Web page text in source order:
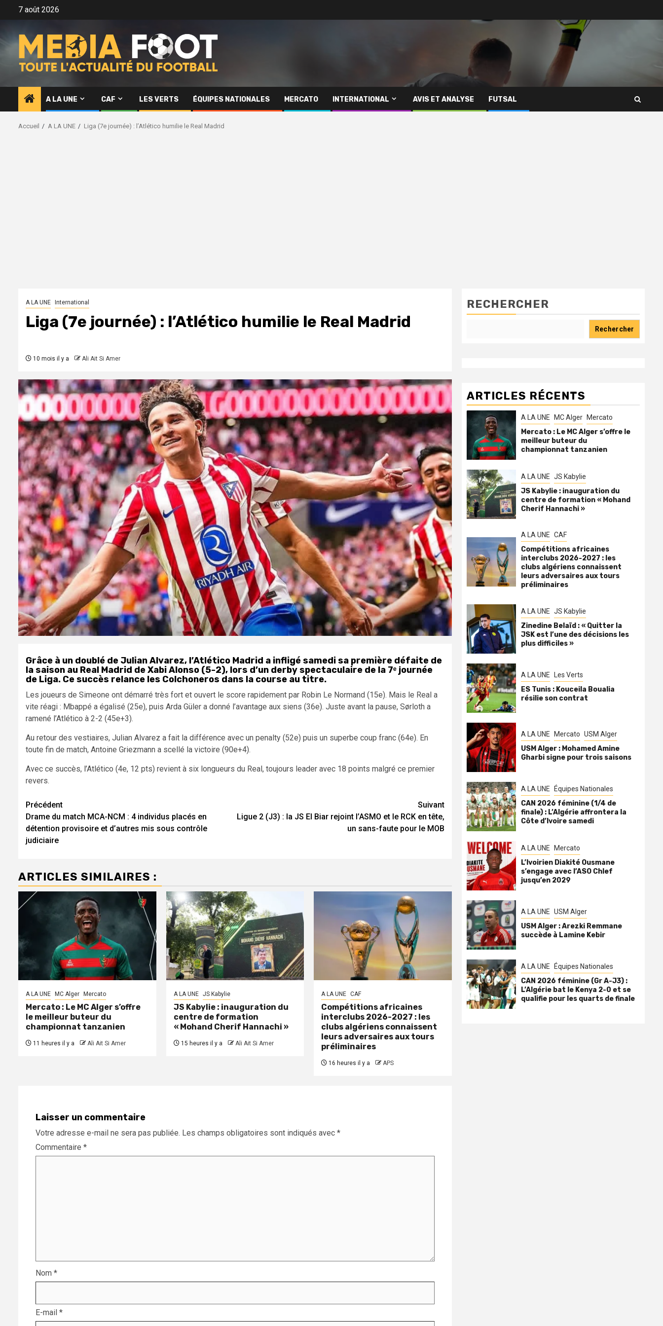
7 août 2026
A LA UNE CAF LES VERTS ÉQUIPES NATIONALES MERCATO INTERNATIONAL AVIS ET ANALYSE FUTSAL
Accueil A LA UNE Liga (7e journée) : l’Atlético humilie le Real Madrid
A LA UNE International
Liga (7e journée) : l’Atlético humilie le Real Madrid
10 mois il y a Ali Ait Si Amer
Grâce à un doublé de Julian Alvarez, l’Atlético Madrid a infligé samedi sa première défaite de
la saison au Real Madrid de Xabi Alonso (5-2), lors d’un derby spectaculaire de la 7ᵉ journée
de Liga. Ce succès relance les Colchoneros dans la course au titre.
Les joueurs de Simeone ont démarré très fort et ouvert le score rapidement par Robin Le Normand (15e). Mais le Real a
vite réagi : Mbappé a égalisé (25e), puis Arda Güler a donné l’avantage aux siens (36e). Juste avant la pause, Sørloth a
ramené l’Atlético à 2-2 (45e+3).
Au retour des vestiaires, Julian Alvarez a fait la différence avec un penalty (52e) puis un superbe coup franc (64e). En
toute fin de match, Antoine Griezmann a scellé la victoire (90e+4).
Avec ce succès, l’Atlético (4e, 12 pts) revient à six longueurs du Real, toujours leader avec 18 points malgré ce premier
revers.
Navigation
d’article
Précédent
Drame du match MCA-NCM : 4 individus placés en
détention provisoire et d’autres mis sous contrôle
judiciaire
Suivant
Ligue 2 (J3) : la JS El Biar rejoint l’ASMO et le RCK en tête,
un sans-faute pour le MOB
ARTICLES SIMILAIRES :
A LA UNE MC Alger Mercato
Mercato : Le MC Alger s’offre
le meilleur buteur du
championnat tanzanien
11 heures il y a Ali Ait Si Amer
A LA UNE JS Kabylie
JS Kabylie : inauguration du
centre de formation
« Mohand Cherif Hannachi »
15 heures il y a Ali Ait Si Amer
A LA UNE CAF
Compétitions africaines
interclubs 2026-2027 : les
clubs algériens connaissent
leurs adversaires aux tours
préliminaires
16 heures il y a APS
Laisser un commentaire
Votre adresse e-mail ne sera pas publiée. Les champs obligatoires sont indiqués avec *
Commentaire *
Nom *
E-mail *
RECHERCHER
Rechercher
ARTICLES RÉCENTS
A LA UNE MC Alger Mercato
Mercato : Le MC Alger s’offre le
meilleur buteur du
championnat tanzanien
A LA UNE JS Kabylie
JS Kabylie : inauguration du
centre de formation « Mohand
Cherif Hannachi »
A LA UNE CAF
Compétitions africaines
interclubs 2026-2027 : les
clubs algériens connaissent
leurs adversaires aux tours
préliminaires
A LA UNE JS Kabylie
Zinedine Belaïd : « Quitter la
JSK est l’une des décisions les
plus difficiles »
A LA UNE Les Verts
ES Tunis : Kouceila Boualia
résilie son contrat
A LA UNE Mercato USM Alger
USM Alger : Mohamed Amine
Gharbi signe pour trois saisons
A LA UNE Équipes Nationales
CAN 2026 féminine (1/4 de
finale) : L’Algérie affrontera la
Côte d’Ivoire samedi
A LA UNE Mercato
L’Ivoirien Diakité Ousmane
s’engage avec l’ASO Chlef
jusqu’en 2029
A LA UNE USM Alger
USM Alger : Arezki Remmane
succède à Lamine Kebir
A LA UNE Équipes Nationales
CAN 2026 féminine (Gr A-J3) :
L’Algérie bat le Kenya 2-0 et se
qualifie pour les quarts de finale